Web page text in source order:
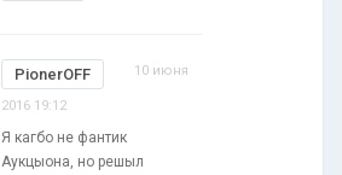
PionerOFF 10 июня
2016 19:12
Я кагбо не фантик
Аукцыона, но решыл